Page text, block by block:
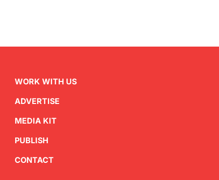
WORK WITH US
ADVERTISE
MEDIA KIT
PUBLISH
CONTACT